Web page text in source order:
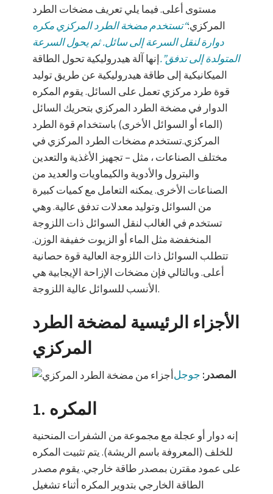
مستوى أعلى. فيما يلي تعريف مضخات الطرد
المركزي:“تستخدم مضخة الطرد المركزي مكره
دوارة لنقل السرعة إلى سائل. ثم يحول السرعة
المتولدة إلى تدفق”.إنها آلة هيدروليكية تحول الطاقة
الميكانيكية إلى طاقة هيدروليكية عن طريق توليد
قوة طرد مركزي تعمل على السائل. يقوم المكره
الدوار في مضخة الطرد المركزي بتحريك السائل
(الماء أو السوائل الأخرى) باستخدام قوة الطرد
المركزي.تستخدم مضخات الطرد المركزي في
مختلف الصناعات ، مثل – تجهيز الأغذية والتعدين
والبترول والأدوية والكيماويات والعديد من
الصناعات الأخرى. يمكنه التعامل مع كميات كبيرة
من السوائل وتوليد معدلات تدفق عالية. وهي
تستخدم في الغالب لنقل السوائل ذات اللزوجة
المنخفضة مثل الماء أو الزيوت خفيفة الوزن.
تتطلب السوائل ذات اللزوجة العالية قوة حصانية
أعلى. وبالتالي فإن مضخات الإزاحة الإيجابية هي
الأنسب للسوائل عالية اللزوجة.
الأجزاء الرئيسية لمضخة الطرد
المركزي
المصدر: جوجل
1. المكره
إنه دوار أو عجلة مع مجموعة من الشفرات المنحنية
للخلف (المعروفة باسم الريشة). يتم تثبيت المكره
على عمود مقترن بمصدر طاقة خارجي. يقوم مصدر
الطاقة الخارجي بتدوير المكره أثناء تشغيل